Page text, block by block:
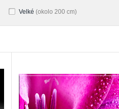
Velké (okolo 200 cm)